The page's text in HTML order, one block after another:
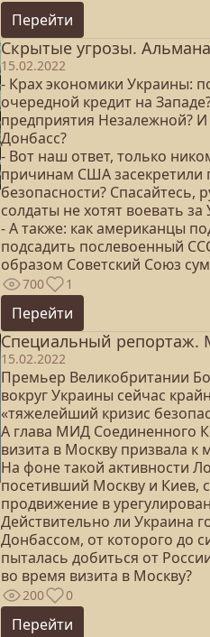
Перейти
Скрытые угрозы.
15.02.2022
- Крах экономики Украины:
очередной кредит на
предприятия Незалежной?
Донбасс?
- Вот наш ответ, только
причинам США засекретили
безопасности? Спасайтесь,
солдаты не хотят воевать за
- А также: как американцы
подсадить послевоенный
образом Советский Союз
700 1
Перейти
Специальный репортаж.
15.02.2022
Премьер Великобритании
вокруг Украины сейчас
«тяжелейший кризис
А глава МИД Соединенного
визита в Москву призвала к
На фоне такой активности
посетивший Москву и Киев,
продвижение в
Действительно ли Украина
Донбассом, от которого до
пыталась добиться от
во время визита в Москву?
200 0
Перейти